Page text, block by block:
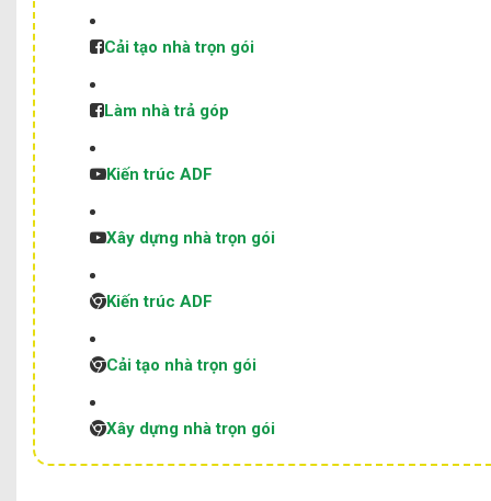
Cải tạo nhà trọn gói
Làm nhà trả góp
Kiến trúc ADF
Xây dựng nhà trọn gói
Kiến trúc ADF
Cải tạo nhà trọn gói
Xây dựng nhà trọn gói